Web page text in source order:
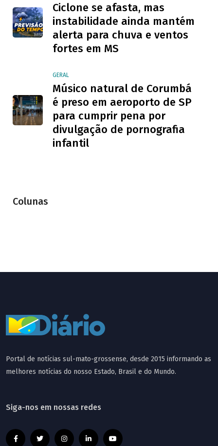
Ciclone se afasta, mas
instabilidade ainda mantém
alerta para chuva e ventos
fortes em MS
GERAL
Músico natural de Corumbá
é preso em aeroporto de SP
para cumprir pena por
divulgação de pornografia
infantil
Colunas
Portal de notícias sul-mato-grossense, desde 2015 informando as
melhores notícias do nosso Estado, Brasil e do Mundo.
Siga-nos em nossas redes